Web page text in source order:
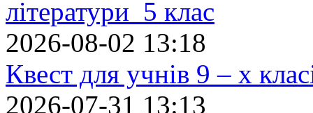
літератури 5 клас
2026-08-02 13:18
Квест для учнів 9 – х
2026-07-31 13:13